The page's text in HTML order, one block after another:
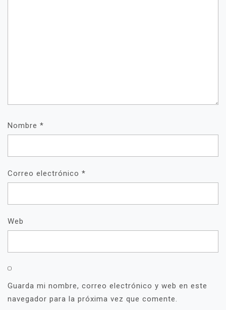
Nombre *
Correo electrónico *
Web
Guarda mi nombre, correo electrónico y web en este
navegador para la próxima vez que comente.